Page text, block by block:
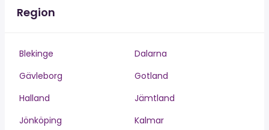
Region
Blekinge
Dalarna
Gävleborg
Gotland
Halland
Jämtland
Jönköping
Kalmar